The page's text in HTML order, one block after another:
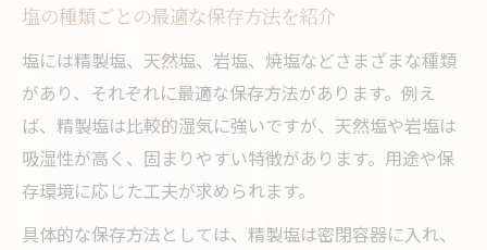
塩の種類ごとの最適な保存方法を紹介
塩には精製塩、天然塩、岩塩、焼塩などさまざまな種類
があり、それぞれに最適な保存方法があります。例え
ば、精製塩は比較的湿気に強いですが、天然塩や岩塩は
吸湿性が高く、固まりやすい特徴があります。用途や保
存環境に応じた工夫が求められます。
具体的な保存方法としては、精製塩は密閉容器に入れ、